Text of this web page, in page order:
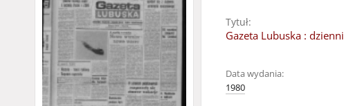
Tytuł:
Gazeta Lubuska :
Data wydania:
1980